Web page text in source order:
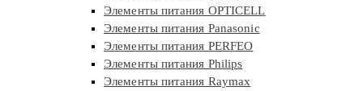
Элементы питания OPTICELL
Элементы питания Panasonic
Элементы питания PERFEO
Элементы питания Philips
Элементы питания Raymax